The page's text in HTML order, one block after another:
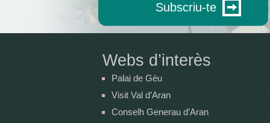
Subscriu-te
Webs d’interès
Palai de Gèu
Visit Val d’Aran
Conselh Generau d’Aran